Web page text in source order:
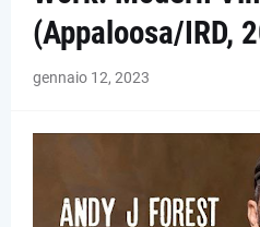
(Appaloosa/IRD,
gennaio 12, 2023